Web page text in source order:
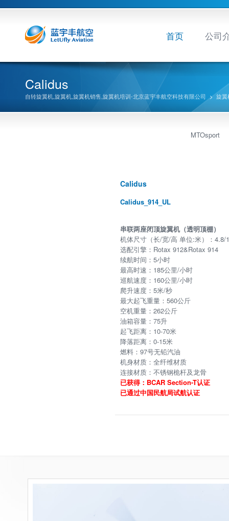
首页 公司
Calidus
自转旋翼机,旋翼机,旋翼机销售,旋翼机培训-北京蓝宇丰航空科技有限公司 > 旋翼
MTOsport
Calidus
Calidus_914_UL
串联两座闭顶旋翼机（透明顶棚）
机体尺寸（长/宽/高 单位:米）：4.8/
选配引擎：Rotax 912&Rotax 914
续航时间：5小时
最高时速：185公里/小时
巡航速度：160公里/小时
爬升速度：5米/秒
最大起飞重量：560公斤
空机重量：262公斤
油箱容量：75升
起飞距离：10-70米
降落距离：0-15米
燃料：97号无铅汽油
机身材质：全纤维材质
连接材质：不锈钢桅杆及龙骨
已获得：BCAR Section-T认证
已通过中国民航局试航认证